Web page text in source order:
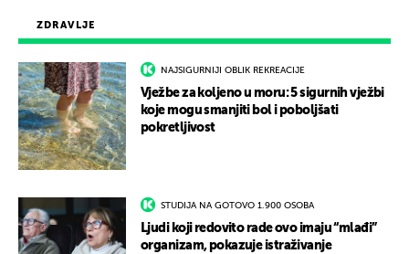
ZDRAVLJE
NAJSIGURNIJI OBLIK REKREACIJE
Vježbe za koljeno u moru: 5 sigurnih vježbi
koje mogu smanjiti bol i poboljšati
pokretljivost
STUDIJA NA GOTOVO 1.900 OSOBA
Ljudi koji redovito rade ovo imaju “mlađi”
organizam, pokazuje istraživanje